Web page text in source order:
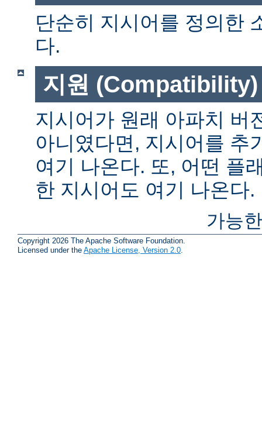
단순히 지시어를 정의한
다.
지원 (Compatibility)
지시어가 원래 아파치 버
아니였다면, 지시어를 추
여기 나온다. 또, 어떤 플
한 지시어도 여기 나온다.
가능
Copyright 2026 The Apache Software Foundation.
Licensed under the Apache License, Version 2.0